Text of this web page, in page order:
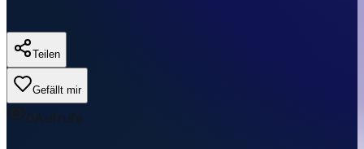
Teilen
Gefällt mir
0Aufrufe